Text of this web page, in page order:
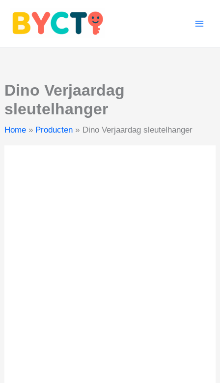
inhoud
Dino Verjaardag
sleutelhanger
Home Producten Dino Verjaardag sleutelhanger
aantal